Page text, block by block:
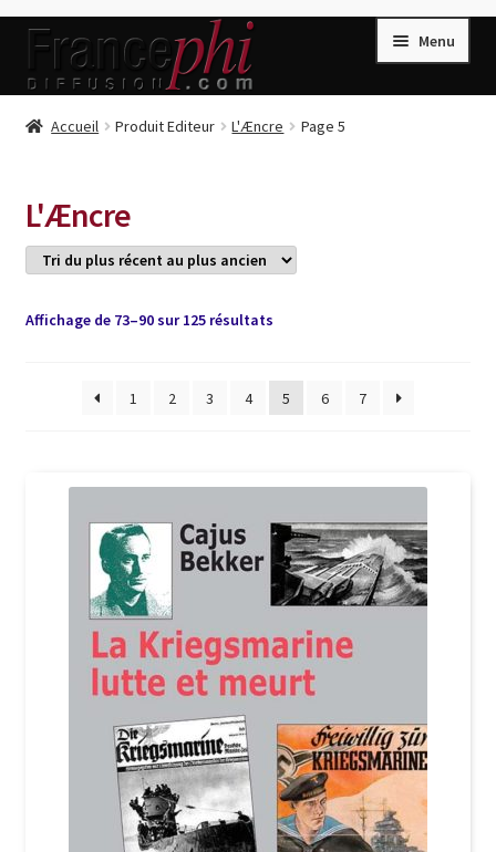
Aller
la
Aller
contenu
Menu
Accueil
Conditions de Vente
Connection
Listes d’Envies
Livres de Philippe Randa
Login Customizer
Newsletter
Nous Contacter
Politique de confidentialité et cookies
Qui sommes-nous ?
Soutien à Philippe Randa
Suivi de la Commande
Accueil Produit Editeur L'Æncre Page 5
L'Æncre
Affichage de 73–90 sur 125 résultatsTrié
récent
au
1 2 3 4 5 6 7